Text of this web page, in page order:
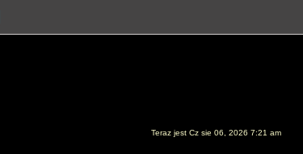
Teraz jest Cz sie 06, 2026 7:21 am